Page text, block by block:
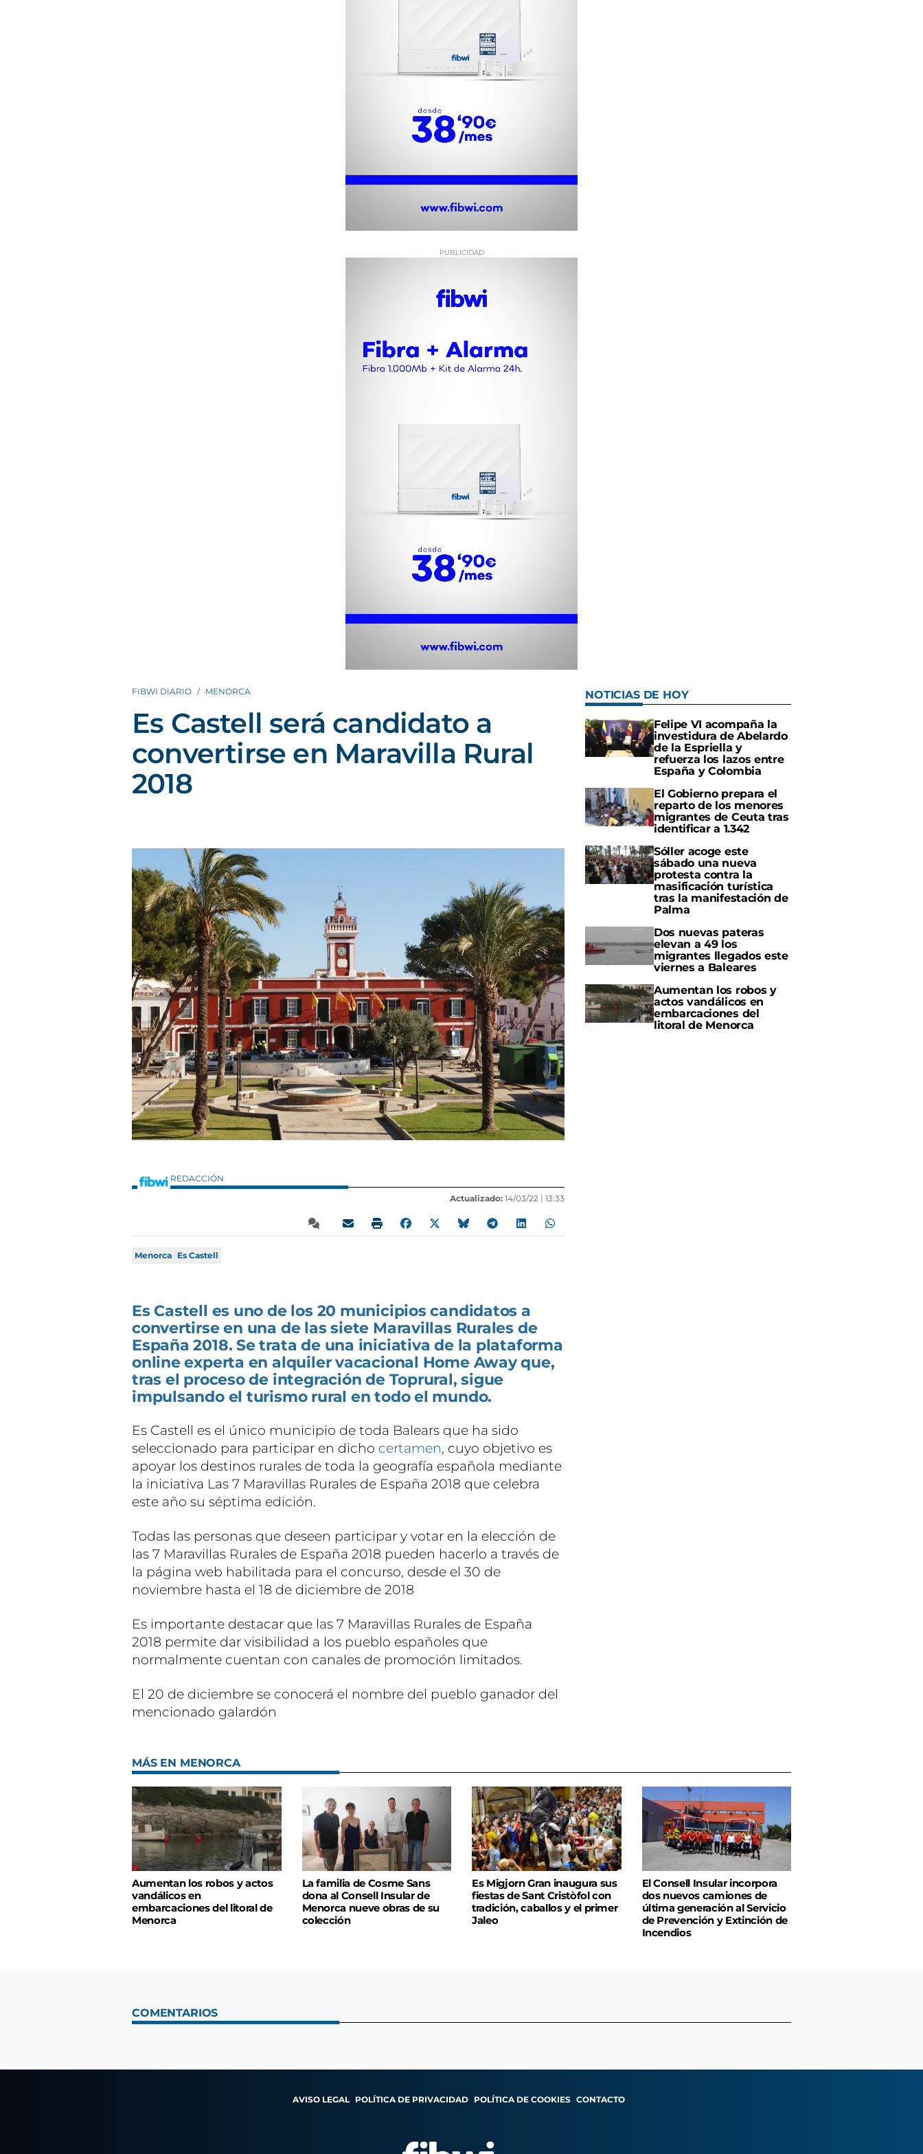
FIBWI DIARIO MENORCA
Es Castell será candidato a
convertirse en Maravilla Rural
2018
REDACCIÓN
Actualizado: 14/03/22 | 13:33
Menorca Es Castell
Es Castell es uno de los 20 municipios candidatos a
convertirse en una de las siete Maravillas Rurales de
España 2018. Se trata de una iniciativa de la plataforma
online experta en alquiler vacacional Home Away que,
tras el proceso de integración de Toprural, sigue
impulsando el turismo rural en todo el mundo.
Es Castell es el único municipio de toda Balears que ha sido
seleccionado para participar en dicho certamen, cuyo objetivo es
apoyar los destinos rurales de toda la geografía española mediante
la iniciativa Las 7 Maravillas Rurales de España 2018 que celebra
este año su séptima edición.
Todas las personas que deseen participar y votar en la elección de
las 7 Maravillas Rurales de España 2018 pueden hacerlo a través de
la página web habilitada para el concurso, desde el 30 de
noviembre hasta el 18 de diciembre de 2018
Es importante destacar que las 7 Maravillas Rurales de España
2018 permite dar visibilidad a los pueblo españoles que
normalmente cuentan con canales de promoción limitados.
El 20 de diciembre se conocerá el nombre del pueblo ganador del
mencionado galardón
NOTICIAS DE HOY
Felipe VI acompaña la
investidura de Abelardo
de la Espriella y
refuerza los lazos entre
España y Colombia
El Gobierno prepara el
reparto de los menores
migrantes de Ceuta tras
identificar a 1.342
Sóller acoge este
sábado una nueva
protesta contra la
masificación turística
tras la manifestación de
Palma
Dos nuevas pateras
elevan a 49 los
migrantes llegados este
viernes a Baleares
Aumentan los robos y
actos vandálicos en
embarcaciones del
litoral de Menorca
MÁS EN MENORCA
Aumentan los robos y actos
vandálicos en
embarcaciones del litoral de
Menorca
La familia de Cosme Sans
dona al Consell Insular de
Menorca nueve obras de su
colección
Es Migjorn Gran inaugura sus
fiestas de Sant Cristòfol con
tradición, caballos y el primer
Jaleo
El Consell Insular incorpora
dos nuevos camiones de
última generación al Servicio
de Prevención y Extinción de
Incendios
COMENTARIOS
AVISO LEGAL POLÍTICA DE PRIVACIDAD POLÍTICA DE COOKIES CONTACTO